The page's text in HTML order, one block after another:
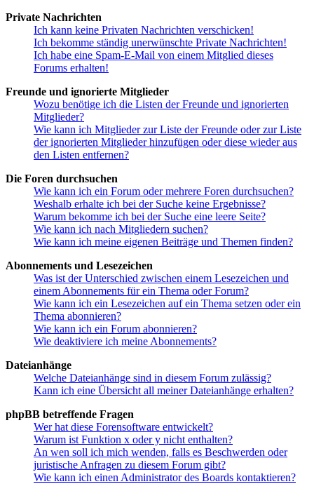
Private Nachrichten
Ich kann keine Privaten Nachrichten verschicken!
Ich bekomme ständig unerwünschte Private Nachrichten!
Ich habe eine Spam-E-Mail von einem Mitglied dieses
Forums erhalten!
Freunde und ignorierte Mitglieder
Wozu benötige ich die Listen der Freunde und ignorierten
Mitglieder?
Wie kann ich Mitglieder zur Liste der Freunde oder zur Liste
der ignorierten Mitglieder hinzufügen oder diese wieder aus
den Listen entfernen?
Die Foren durchsuchen
Wie kann ich ein Forum oder mehrere Foren durchsuchen?
Weshalb erhalte ich bei der Suche keine Ergebnisse?
Warum bekomme ich bei der Suche eine leere Seite?
Wie kann ich nach Mitgliedern suchen?
Wie kann ich meine eigenen Beiträge und Themen finden?
Abonnements und Lesezeichen
Was ist der Unterschied zwischen einem Lesezeichen und
einem Abonnements für ein Thema oder Forum?
Wie kann ich ein Lesezeichen auf ein Thema setzen oder ein
Thema abonnieren?
Wie kann ich ein Forum abonnieren?
Wie deaktiviere ich meine Abonnements?
Dateianhänge
Welche Dateianhänge sind in diesem Forum zulässig?
Kann ich eine Übersicht all meiner Dateianhänge erhalten?
phpBB betreffende Fragen
Wer hat diese Forensoftware entwickelt?
Warum ist Funktion x oder y nicht enthalten?
An wen soll ich mich wenden, falls es Beschwerden oder
juristische Anfragen zu diesem Forum gibt?
Wie kann ich einen Administrator des Boards kontaktieren?